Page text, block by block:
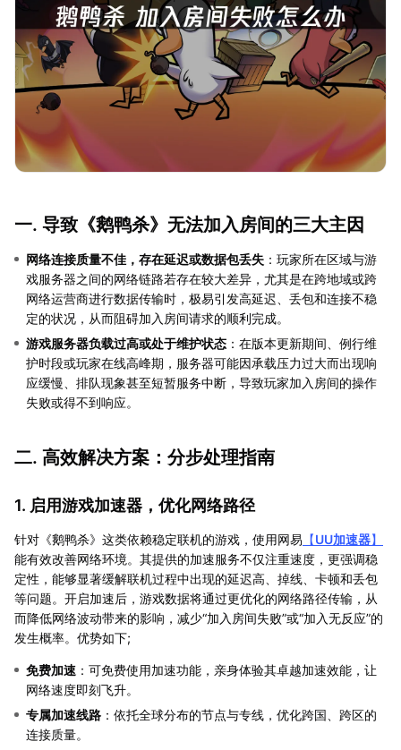
一. 导致《鹅鸭杀》无法加入房间的三大主因
网络连接质量不佳，存在延迟或数据包丢失 ：玩家所在区域与游
戏服务器之间的网络链路若存在较大差异，尤其是在跨地域或跨
网络运营商进行数据传输时，极易引发高延迟、丢包和连接不稳
定的状况，从而阻碍加入房间请求的顺利完成。
游戏服务器负载过高或处于维护状态 ：在版本更新期间、例行维
护时段或玩家在线高峰期，服务器可能因承载压力过大而出现响
应缓慢、排队现象甚至短暂服务中断，导致玩家加入房间的操作
失败或得不到响应。
二. 高效解决方案：分步处理指南
1. 启用游戏加速器，优化网络路径
针对《鹅鸭杀》这类依赖稳定联机的游戏，使用网易 【UU加速器】
能有效改善网络环境。其提供的加速服务不仅注重速度，更强调稳
定性，能够显著缓解联机过程中出现的延迟高、掉线、卡顿和丢包
等问题。开启加速后，游戏数据将通过更优化的网络路径传输，从
而降低网络波动带来的影响，减少“加入房间失败”或“加入无反应”的
发生概率。优势如下;
免费加速 ：可免费使用加速功能，亲身体验其卓越加速效能，让
网络速度即刻飞升。
专属加速线路 ：依托全球分布的节点与专线，优化跨国、跨区的
连接质量。